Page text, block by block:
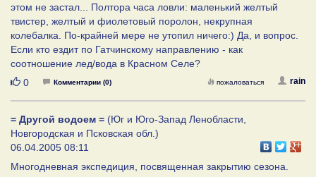
этом не застал... Полтора часа ловли: маленький желтый
твистер, желтый и фиолетовый поролон, некрупная
колебалка. По-крайней мере не утопил ничего:) Да, и вопрос.
Если кто ездит по Гатчинскому направлению - как
соотношение лед/вода в Красном Селе?
Нравится
0 Комментарии (0) rain
пожаловаться
= Другой водоем = (Юг и Юго-Запад Ленобласти,
Новгородская и Псковская обл.)
06.04.2005 08:11
Многодневная экспедиция, посвященная закрытию сезона.